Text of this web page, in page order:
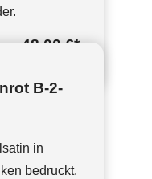
48,00 €*
B-2-
in
bedruckt.